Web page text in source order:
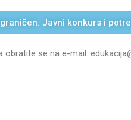
Javni konkurs i
se na e-mail: